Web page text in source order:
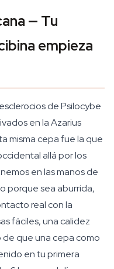
— Tu
empieza
dePsilocybe
en la Azarius
misma cepa fue la que
allá por los
en las manos de
porque sea aburrida,
real con la
fáciles, una calidez
que una cepa como
en tu primera